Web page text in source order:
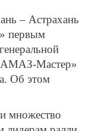
– Астрахань
первым
Мастер»
Об этом
множество